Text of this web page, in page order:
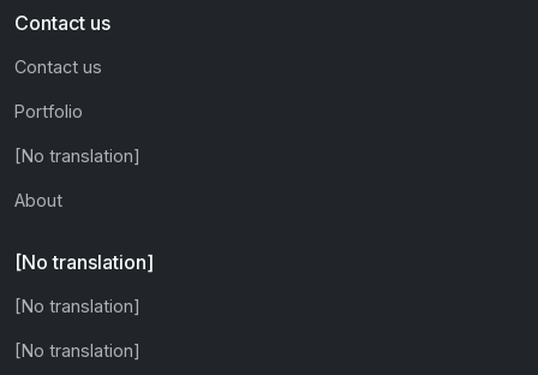
Contact us
Contact us
Portfolio
[No translation]
About
[No translation]
[No translation]
[No translation]